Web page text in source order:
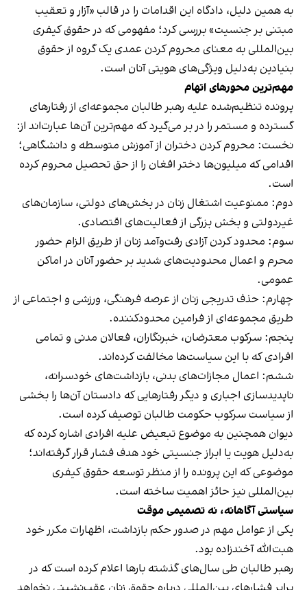
به همین دلیل، دادگاه این اقدامات را در قالب «آزار و تعقیب
مبتنی بر جنسیت» بررسی کرد؛ مفهومی که در حقوق کیفری
بین‌المللی به معنای محروم کردن عمدی یک گروه از حقوق
بنیادین به‌دلیل ویژگی‌های هویتی آنان است.
مهم‌ترین محورهای اتهام
پرونده تنظیم‌شده علیه رهبر طالبان مجموعه‌ای از رفتارهای
گسترده و مستمر را در بر می‌گیرد که مهم‌ترین آن‌ها عبارت‌اند از:
نخست: محروم کردن دختران از آموزش متوسطه و دانشگاهی؛
اقدامی که میلیون‌ها دختر افغان را از حق تحصیل محروم کرده
است.
دوم: ممنوعیت اشتغال زنان در بخش‌های دولتی، سازمان‌های
غیردولتی و بخش بزرگی از فعالیت‌های اقتصادی.
سوم: محدود کردن آزادی رفت‌وآمد زنان از طریق الزام حضور
محرم و اعمال محدودیت‌های شدید بر حضور آنان در اماکن
عمومی.
چهارم: حذف تدریجی زنان از عرصه فرهنگی، ورزشی و اجتماعی از
طریق مجموعه‌ای از فرامین محدودکننده.
پنجم: سرکوب معترضان، خبرنگاران، فعالان مدنی و تمامی
افرادی که با این سیاست‌ها مخالفت کرده‌اند.
ششم: اعمال مجازات‌های بدنی، بازداشت‌های خودسرانه،
ناپدیدسازی اجباری و دیگر رفتارهایی که دادستان آن‌ها را بخشی
از سیاست سرکوب حکومت طالبان توصیف کرده است.
دیوان همچنین به موضوع تبعیض علیه افرادی اشاره کرده که
به‌دلیل هویت یا ابراز جنسیتی خود هدف فشار قرار گرفته‌اند؛
موضوعی که این پرونده را از منظر توسعه حقوق کیفری
بین‌المللی نیز حائز اهمیت ساخته است.
سیاستی آگاهانه، نه تصمیمی موقت
یکی از عوامل مهم در صدور حکم بازداشت، اظهارات مکرر خود
هبت‌الله آخندزاده بود.
رهبر طالبان طی سال‌های گذشته بارها اعلام کرده است که در